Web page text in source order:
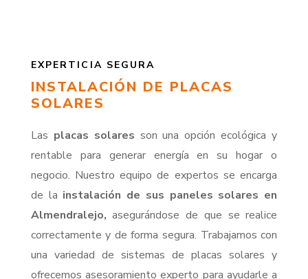
EXPERTICIA SEGURA
INSTALACIÓN DE PLACAS
SOLARES
Las placas solares son una opción ecológica y
rentable para generar energía en su hogar o
negocio. Nuestro equipo de expertos se encarga
de la instalación de sus paneles solares en
Almendralejo, asegurándose de que se realice
correctamente y de forma segura. Trabajamos con
una variedad de sistemas de placas solares y
ofrecemos asesoramiento experto para ayudarle a